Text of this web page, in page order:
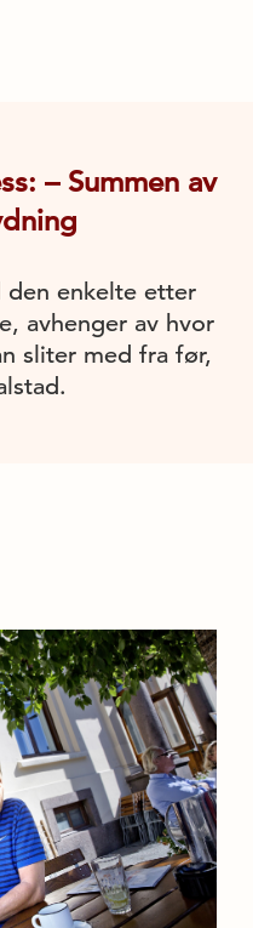
– Summen av
den enkelte etter
avhenger av hvor
sliter med fra før,